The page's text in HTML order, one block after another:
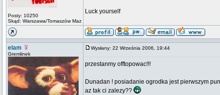
Posty: 10250
Skąd: Warszawa/Tomaszów Maz
Luck yourself
elam
Gremlinek
Wysłany: 22 Września 2006, 19:44
przestanmy offtopowac!!!
Dunadan ! posiadanie ogrodka jest pierwszym
az tak ci zalezy??